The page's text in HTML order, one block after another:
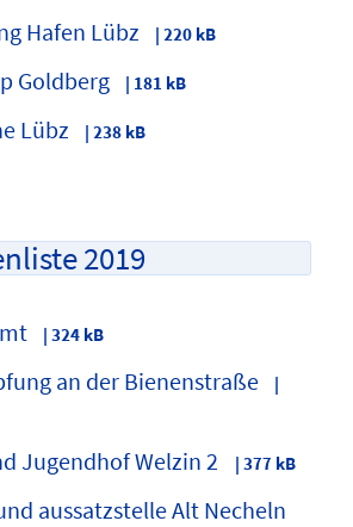
Hafen Lübz | 220 kB
Goldberg | 181 kB
Lübz | 238 kB
2019
| 324 kB
an der Bienenstraße
|
Jugendhof Welzin 2 | 377 kB
aussatzstelle Alt Necheln